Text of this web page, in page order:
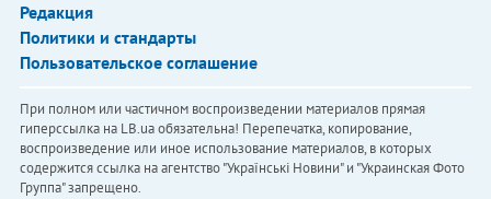
Редакция
Политики и стандарты
Пользовательское соглашение
При полном или частичном воспроизведении материалов прямая
гиперссылка на LB.ua обязательна! Перепечатка, копирование,
воспроизведение или иное использование материалов, в которых
содержится ссылка на агентство "Українськi Новини" и "Украинская Фото
Группа" запрещено.